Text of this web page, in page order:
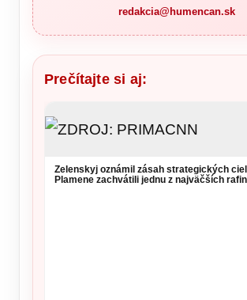
redakcia@humencan.sk
Prečítajte si aj:
Zelenskyj oznámil zásah strategických
Plamene zachvátili jednu z najväčších